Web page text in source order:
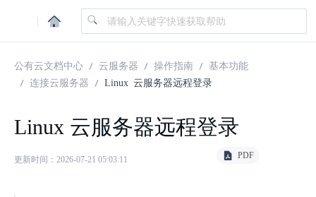
|
公有云文档中心 云服务器 操作指南
基本功能
连接云服务器
Linux 云服务器远程登录
Linux 云服务器远程登录
更新时间：2026-07-21 05:03:11 PDF